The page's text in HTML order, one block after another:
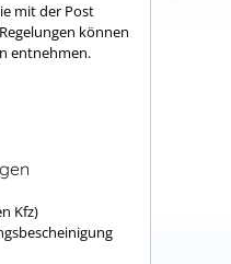
mit der Post
können
entnehmen.
Kfz)